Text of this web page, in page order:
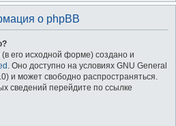
о phpBB
его исходной форме) создано и
. Оно доступно на условиях GNU General
и может свободно распространяться.
сведений перейдите по ссылке